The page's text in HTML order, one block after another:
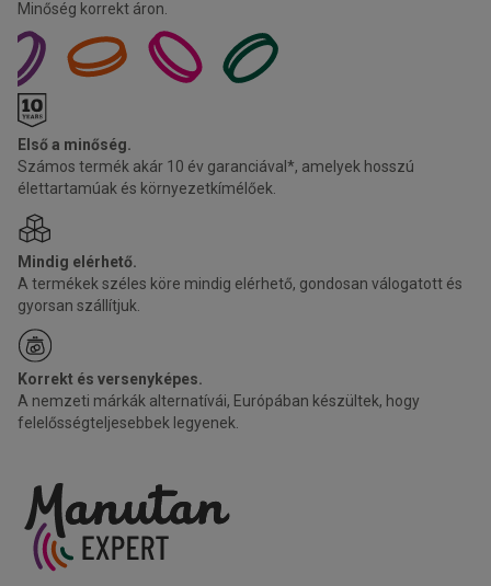
Minőség korrekt áron.
Első a minőség.
Számos termék akár 10 év garanciával*, amelyek hosszú
élettartamúak és környezetkímélőek.
Mindig elérhető.
A termékek széles köre mindig elérhető, gondosan válogatott és
gyorsan szállítjuk.
Korrekt és versenyképes.
A nemzeti márkák alternatívái, Európában készültek, hogy
felelősségteljesebbek legyenek.